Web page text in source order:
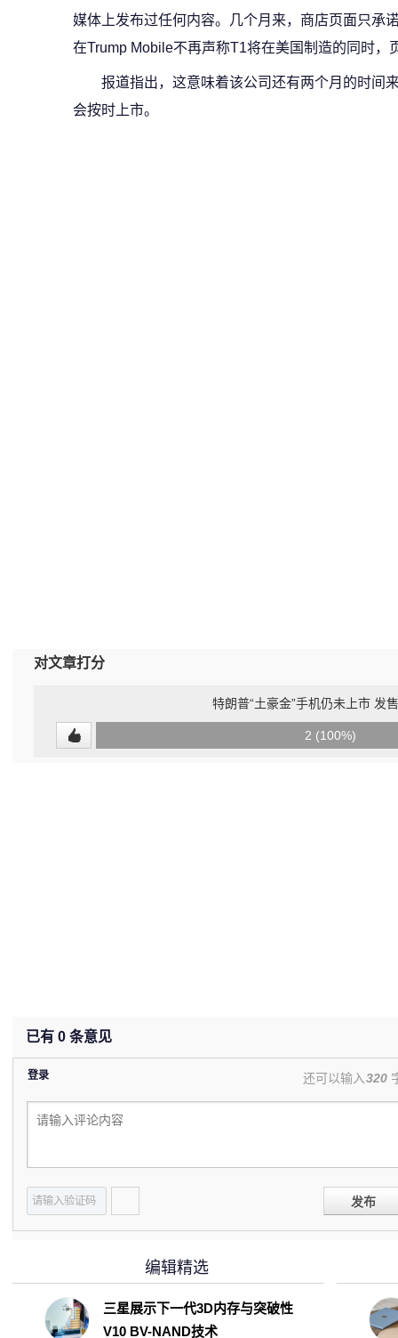
媒体上发布过任何内容。几个月来，商店页面只承
在Trump Mobile不再声称T1将在美国制造的同时，
报道指出，这意味着该公司还有两个月的时间
会按时上市。
对文章打分
特朗普“土豪金”手机仍未上市 发
2 (100%)
已有 0 条意见
登录 还可以输入320
发布
编辑精选
三星展示下一代3D内存与突破性
V10 BV-NAND技术